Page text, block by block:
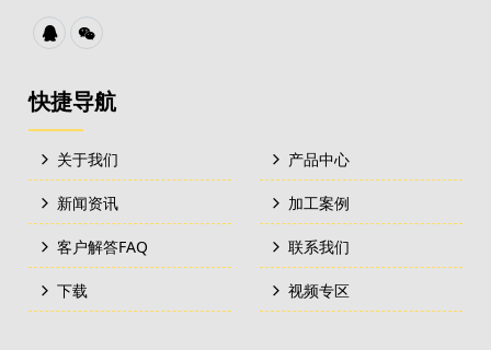
快捷导航
关于我们 产品中心
新闻资讯 加工案例
客户解答FAQ 联系我们
下载 视频专区